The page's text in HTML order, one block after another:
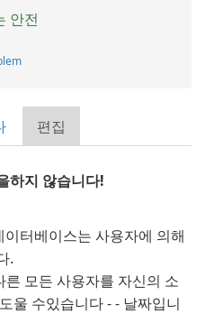
안전
편집
하지 않습니다!
터베이스는 사용자에 의해
.
모든 사용자를 자신의 소
울 수있습니다 - - 날짜입니